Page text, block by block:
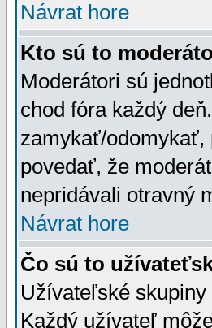
Návrat hore
Kto sú to
Moderátori sú
chod fóra každý
zamykať/odomykať,
povedať, že
nepridávali otravný
Návrat hore
Čo sú to
Užívateľské
Každý užívateľ